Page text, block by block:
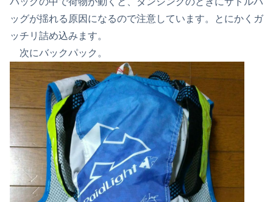
ッグが揺れる原因になるので注意しています。とにかくガ
ッチリ詰め込みます。
次にバックパック。